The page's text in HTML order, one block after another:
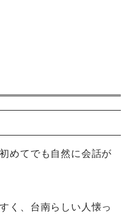
めてでも自然に会話が
く、台南らしい人懐っ